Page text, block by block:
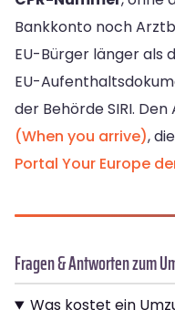
Bankkonto noch
EU-Bürger länger als
EU-
der Behörde SIRI.
(When you arrive),
Portal Your Europe
Fragen & Antworten zum
Was kostet ein